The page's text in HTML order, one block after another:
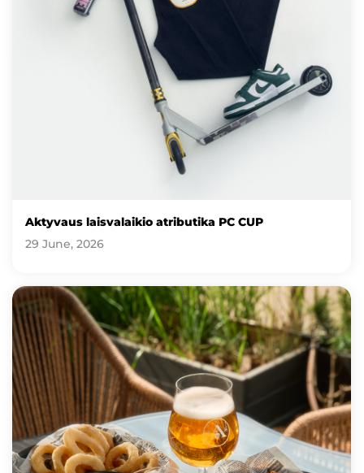
Aktyvaus laisvalaikio atributika PC CUP
29 June, 2026